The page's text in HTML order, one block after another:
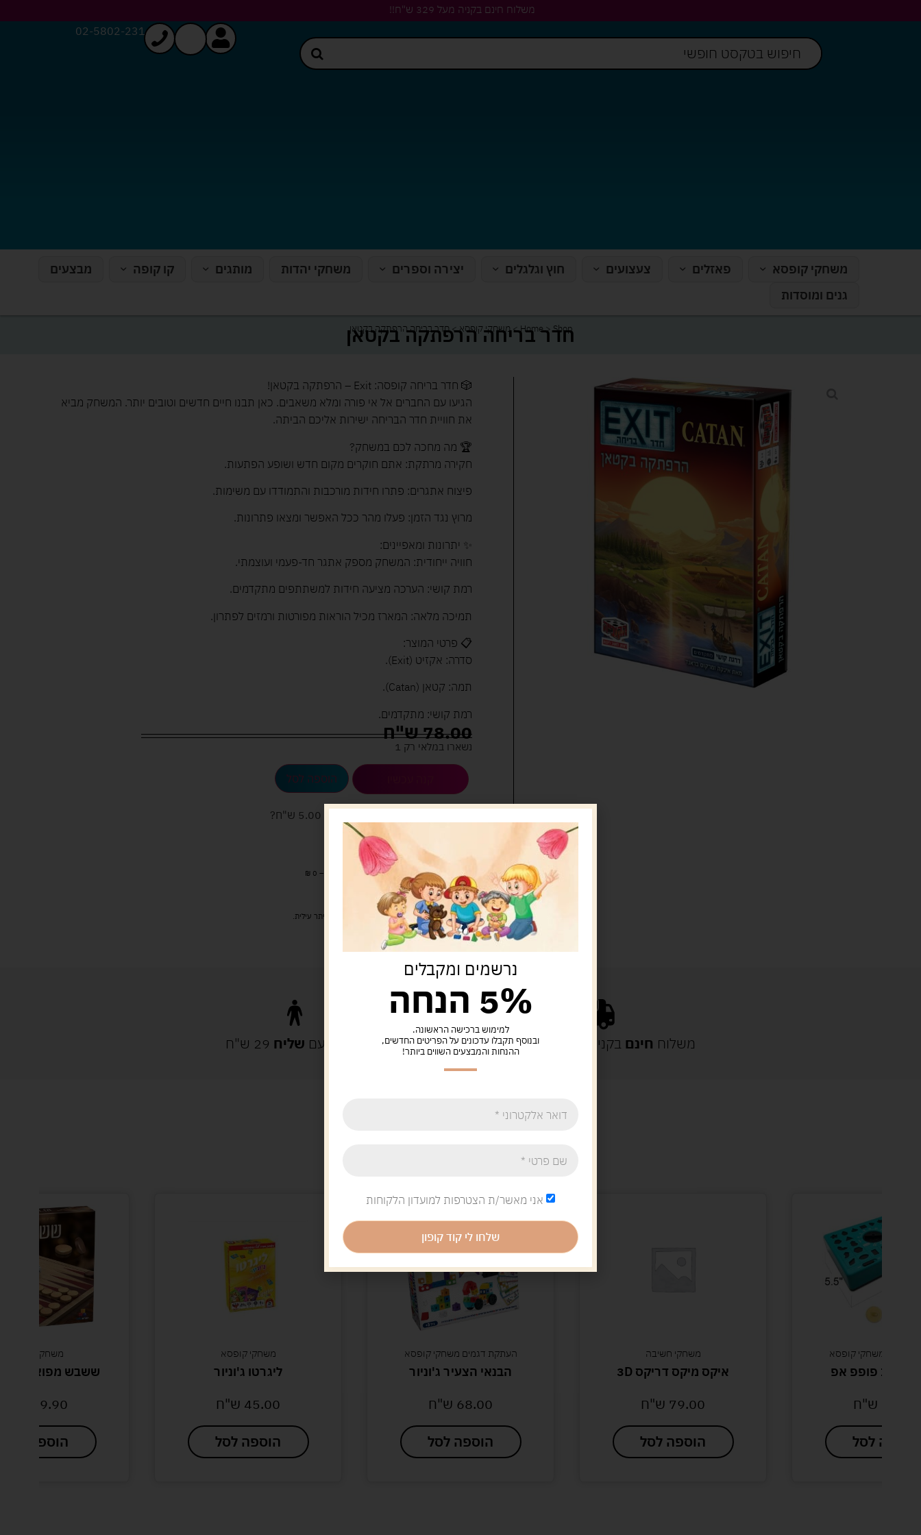
משלוח חינם בקניה מעל 329 ש"ח!!
02-5802-231
משחקי קופסא פאזלים צעצועים חוץ וגלגלים יצירה וספרים משחקי יהדות מותגים קו קופה
מבצעים
גנים ומוסדות
Home>Shop
>משחקי קופסא>חדר בריחה הרפתקה בקטאן
חדר בריחה הרפתקה בקטאן
🎲 חדר בריחה קופסה: Exit – הרפתקה בקטאן!
הגיעו עם החברים אל אי פורה ומלא משאבים. כאן תבנו חיים חדשים וטובים יותר. המשחק מביא
את חוויית חדר הבריחה ישירות אליכם הביתה.
🏆 מה מחכה לכם במשחק?
חקירה מרתקת: אתם חוקרים מקום חדש ושופע הפתעות.
פיצוח אתגרים: פתרו חידות מורכבות והתמודדו עם משימות.
מרוץ נגד הזמן: פעלו מהר ככל האפשר ומצאו פתרונות.
✨ יתרונות ומאפיינים:
חוויה ייחודית: המשחק מספק אתגר חד-פעמי ועוצמתי.
רמת קושי: הערכה מציעה חידות למשתתפים מתקדמים.
תמיכה מלאה: המארז מכיל הוראות מפורטות ורמזים לפתרון.
📋 פרטי המוצר:
סדרה: אקזיט (Exit).
תמה: קטאן (Catan).
רמת קושי: מתקדמים.
78.00ש"ח
נשארו במלאי רק 1
הוספה לסל
5.00 ש"ח ?
מעל 329 ש"ח, משלוח עם שליח עד הבית חינם! – 0 ₪
משלוח עם שליח עד הבית: 29 ש"ח
זמן אספקה: עד 4 ימי עסקים.
איסוף עצמי: מ"ביתר טויס" רחוב בניין דוד 18, ביתר עילית.
משלוח חינם בקנייה מעל 329 ש"ח משלוח עם שליח 29 ש"ח
מוצרים קשורים
דגמים משחקי קופסא
צורות פופפ אפ
ש"ח
הוספה לסל
משחקי חשיבה
איקס מיקס דריקס 3D
79.00 ש"ח
הוספה לסל
העתקת דגמים משחקי קופסא
הבנאי הצעיר ג'וניור
68.00 ש"ח
הוספה לסל
משחקי קופסא
ליגרטו ג'וניור
45.00 ש"ח
הוספה לסל
משחקי חשיבה
ששבש מפואר
59.90
הוספה לסל
נרשמים ומקבלים
5% הנחה
למימוש ברכישה הראשונה.
ובנוסף תקבלו עדכונים על הפריטים החדשים,
ההנחות והמבצעים השווים ביותר!
אני מאשר/ת הצטרפות למועדון הלקוחות
שלחו לי קוד קופון